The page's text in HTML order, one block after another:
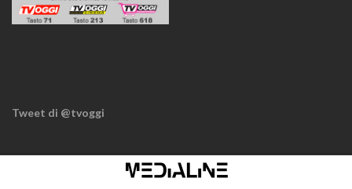
Tweet di @tvoggi